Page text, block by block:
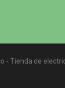
- Tienda de